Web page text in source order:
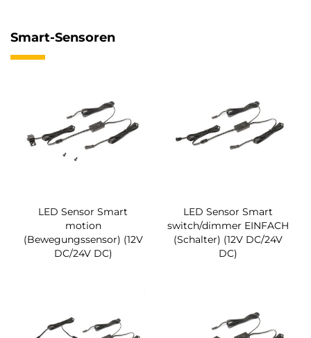
Smart-Sensoren
LED Sensor Smart
motion
(Bewegungssensor) (12V
DC/24V DC)
LED Sensor Smart
switch/dimmer EINFACH
(Schalter) (12V DC/24V
DC)